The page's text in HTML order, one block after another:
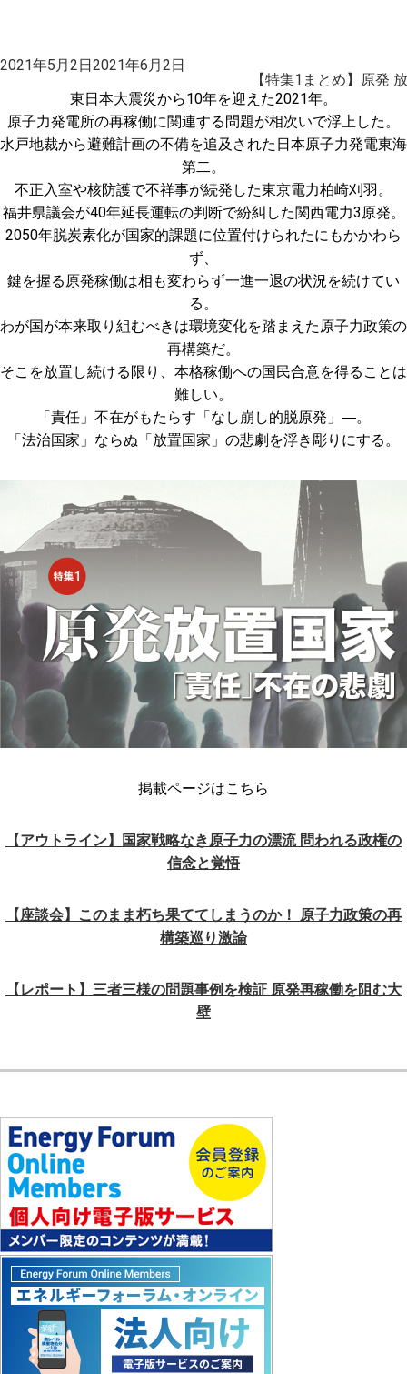
投
2021年5月2日2021年6月2日
【特集1まとめ】原発
東日本大震災から10年を迎えた2021年。
原子力発電所の再稼働に関連する問題が相次いで浮上した。
水戸地裁から避難計画の不備を追及された日本原子力発電東海
第二。
不正入室や核防護で不祥事が続発した東京電力柏崎刈羽。
福井県議会が40年延長運転の判断で紛糾した関西電力3原発。
2050年脱炭素化が国家的課題に位置付けられたにもかかわら
ず、
鍵を握る原発稼働は相も変わらず一進一退の状況を続けてい
る。
わが国が本来取り組むべきは環境変化を踏まえた原子力政策の
再構築だ。
そこを放置し続ける限り、本格稼働への国民合意を得ることは
難しい。
「責任」不在がもたらす「なし崩し的脱原発」―。
「法治国家」ならぬ「放置国家」の悲劇を浮き彫りにする。
掲載ページはこちら
【アウトライン】国家戦略なき原子力の漂流 問われる政権の
信念と覚悟
【座談会】このまま朽ち果ててしまうのか！ 原子力政策の再
構築巡り激論
【レポート】三者三様の問題事例を検証 原発再稼働を阻む大
壁